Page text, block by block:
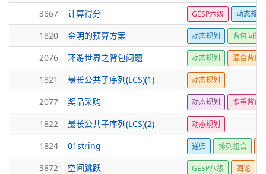
3867 计算得分 GESP六级 动态规划
1820 金明的预算方案 动态规划 背包问题
2076 环游世界之背包问题 动态规划 混合背包
1821 最长公共子序列(LCS)(1) 动态规划
2077 奖品采购 动态规划 多重背包
1822 最长公共子序列(LCS)(2) 动态规划
1824 01string 递归 排列组合
3872 空间跳跃 GESP八级 图论